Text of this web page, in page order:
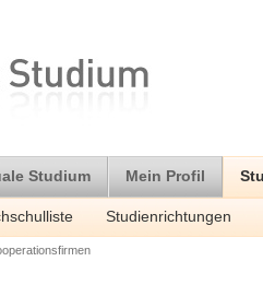
Studium Mein Profil
Studienrichtungen